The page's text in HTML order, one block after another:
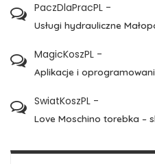
PaczDlaPracPL -
Usługi hydrauliczne
MagicKoszPL -
Aplikacje i
SwiatKoszPL -
Love Moschino torebka –